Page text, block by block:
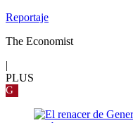
Reportaje
The Economist
|
PLUS
G